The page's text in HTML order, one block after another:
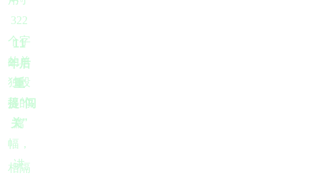
11
年后
重
提“闯
关”
相隔
322
个字
的单
独段
落的
篇
幅，
讲